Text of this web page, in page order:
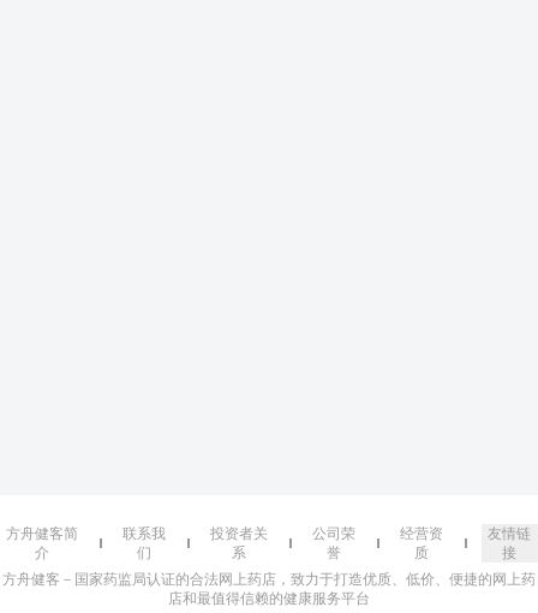
方舟健客简
介
联系我
们
投资者关
系
公司荣
誉
经营资
质
友情链
接
方舟健客－国家药监局认证的合法网上药店，致力于打造优质、低价、便捷的网上药
店和最值得信赖的健康服务平台